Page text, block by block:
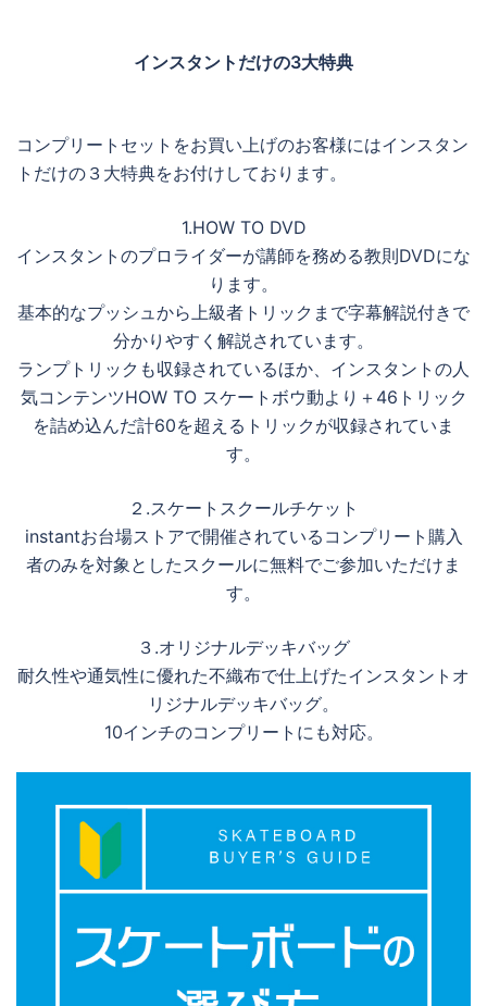
インスタントだけの3大特典
コンプリートセットをお買い上げのお客様にはインスタン
トだけの３大特典をお付けしております。
1.HOW TO DVD
インスタントのプロライダーが講師を務める教則DVDにな
ります。
基本的なプッシュから上級者トリックまで字幕解説付きで
分かりやすく解説されています。
ランプトリックも収録されているほか、インスタントの人
気コンテンツHOW TO スケートボウ動より＋46トリック
を詰め込んだ計60を超えるトリックが収録されていま
す。
２.スケートスクールチケット
instantお台場ストアで開催されているコンプリート購入
者のみを対象としたスクールに無料でご参加いただけま
す。
３.オリジナルデッキバッグ
耐久性や通気性に優れた不織布で仕上げたインスタントオ
リジナルデッキバッグ。
10インチのコンプリートにも対応。